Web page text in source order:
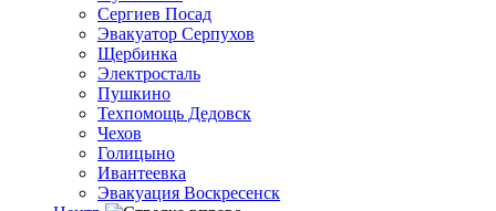
Сергиев Посад
Эвакуатор Серпухов
Щербинка
Электросталь
Пушкино
Техпомощь Дедовск
Чехов
Голицыно
Ивантеевка
Эвакуация Воскресенск